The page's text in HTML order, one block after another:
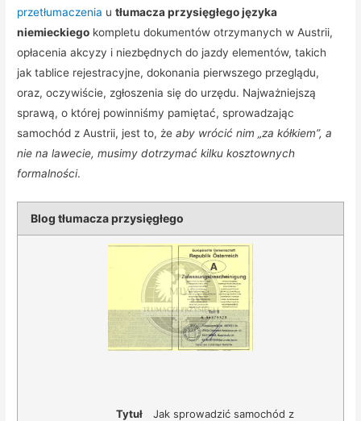
przetłumaczenia utłumacza przysięgłego języka
niemieckiego kompletu dokumentów otrzymanych w Austrii,
opłacenia akcyzy i niezbędnych do jazdy elementów, takich
jak tablice rejestracyjne, dokonania pierwszego przeglądu,
oraz, oczywiście, zgłoszenia się do urzędu. Najważniejszą
sprawą, o której powinniśmy pamiętać, sprowadzając
samochód z Austrii, jest to, żeaby wrócić nim „za kółkiem”, a
nie na lawecie, musimy dotrzymać kilku kosztownych
formalności.
Blog tłumacza przysięgłego
Tytuł
Jak sprowadzić samochód z